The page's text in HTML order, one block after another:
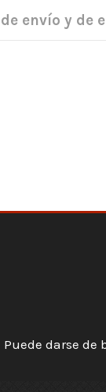
envío y de
Puede darse